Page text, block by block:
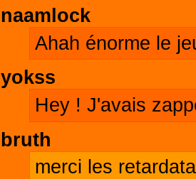
naamlock
Ahah énorme le
yokss
Hey ! J'avais
bruth
merci les